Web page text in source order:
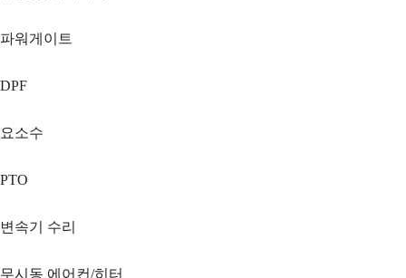
파워게이트
DPF
요소수
PTO
변속기 수리
무시동 에어컨/히터